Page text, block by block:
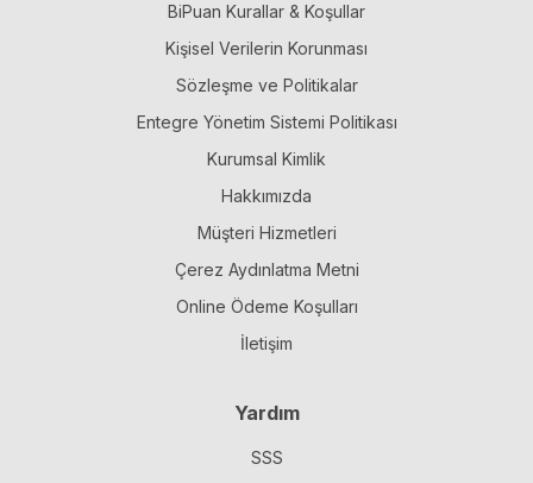
BiPuan Kurallar & Koşullar
Kişisel Verilerin Korunması
Sözleşme ve Politikalar
Entegre Yönetim Sistemi Politikası
Kurumsal Kimlik
Hakkımızda
Müşteri Hizmetleri
Çerez Aydınlatma Metni
Online Ödeme Koşulları
İletişim
Yardım
SSS